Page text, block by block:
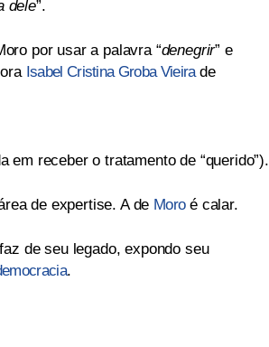
dele”.
por usar a palavra “denegrir” e
Isabel Cristina Groba Vieirade
em receber o tratamento de “querido”).
de expertise. A de Moroé calar.
de seu legado, expondo seu
.